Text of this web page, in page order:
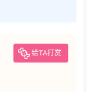
给TA打赏